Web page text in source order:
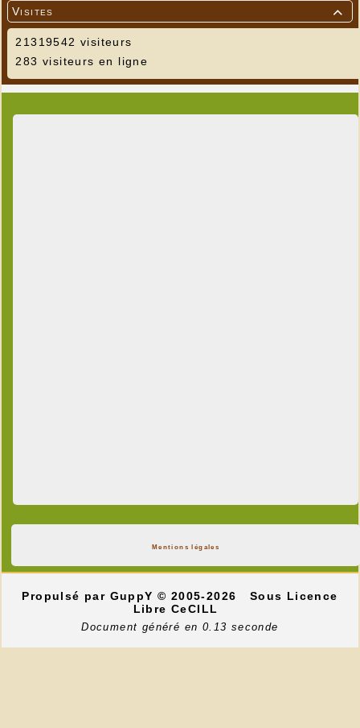

Visites
21319542 visiteurs
283 visiteurs en ligne
Mentions légales
Propulsé par GuppY© 2005-2026
Sous Licence
Libre CeCILL
Document généré en 0.13 seconde